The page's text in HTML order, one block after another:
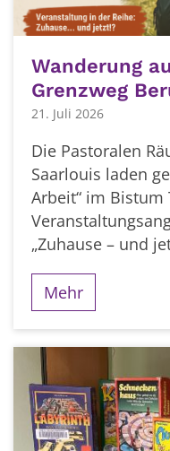
Wanderung
Grenzweg
21. Juli 2026
Die Pastoralen
Saarlouis laden
Arbeit“ im Bistum
„Zuhause – und
Mehr